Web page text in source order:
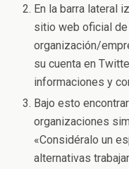
En la barra lateral
sitio web oficial
organización/
su cuenta en
informaciones y
Bajo esto
organizaciones
«Considéralo un
alternativas